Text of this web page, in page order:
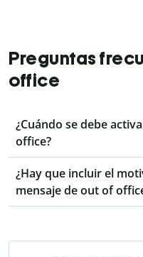
Preguntas
office
¿Cuándo se debe
office?
¿Hay que incluir el
mensaje de out of